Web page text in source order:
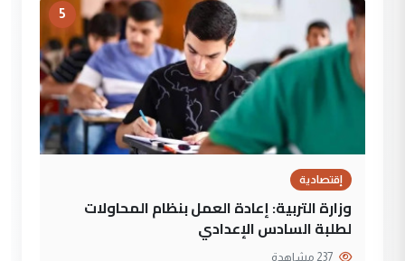
5
إقتصادية
وزارة التربية: إعادة العمل بنظام المحاولات
لطلبة السادس الإعدادي